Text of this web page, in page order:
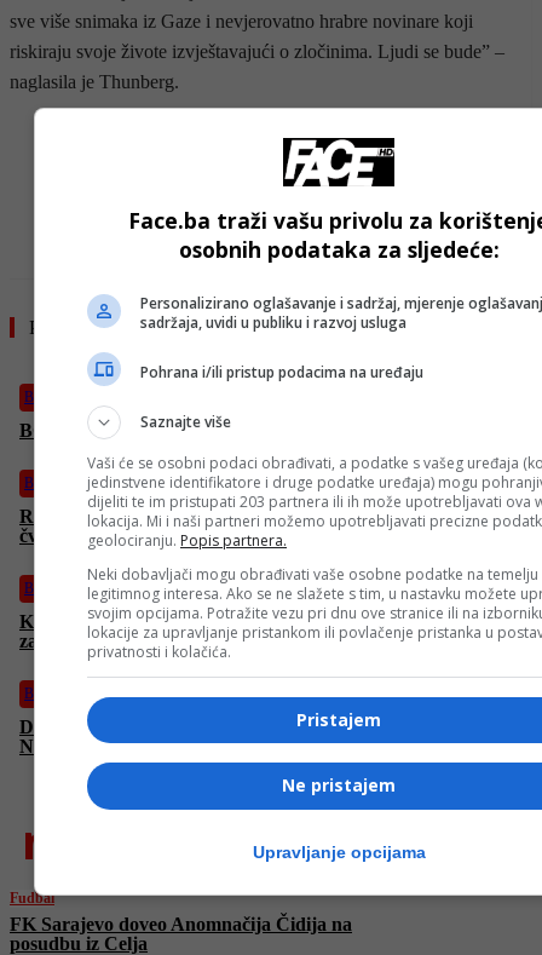
sve više snimaka iz Gaze i nevjerovatno hrabre novinare koji
riskiraju svoje živote izvještavajući o zločinima. Ljudi se bude” –
naglasila je Thunberg.
GAZA
Pročitajte još
Bosanski vjestnik
BOSANSKI VJESTNIK – 7. 9. 2025.
Bosanski vjestnik
Roberson u suzama nakon poraza u osmini finala! Košarkaši
čvrsto poručili: „IDEMO DALJE!“
Bosanski vjestnik
Kijev u plamenu, Poljska podigla borbene avione. Putin se ne
zaustavlja, ubijena dvomjesečna beba
Bosanski vjestnik
Dodik pokleknuo pred američkom novinarkom i priznao:
Nemam problem da SNSD ima kandidata na izborima!
najnovije
Fudbal
FK Sarajevo doveo Anomnačija Čidija na
posudbu iz Celja
Face.ba traži vašu privolu za
osobnih podataka za sljedeće:
Personalizirano oglašavanje i sadržaj, mjerenje
sadržaja, uvidi u publiku i razvoj usluga
Pohrana i/ili pristup podacima na uređaju
Saznajte više
Vaši će se osobni podaci obrađivati, a podatke s vašeg uređaja
jedinstvene identifikatore i druge podatke uređaja) mogu
dijeliti te im pristupati 203 partnera ili ih može upotrebljavati ova
lokacija. Mi i naši partneri možemo upotrebljavati precizne
geolociranju. Popis partnera.
Neki dobavljači mogu obrađivati vaše osobne podatke na temelju
legitimnog interesa. Ako se ne slažete s tim, u nastavku možete
svojim opcijama. Potražite vezu pri dnu ove stranice ili na
lokacije za upravljanje pristankom ili povlačenje pristanka u
privatnosti i kolačića.
Pristajem
Ne pristajem
Upravljanje opcijama